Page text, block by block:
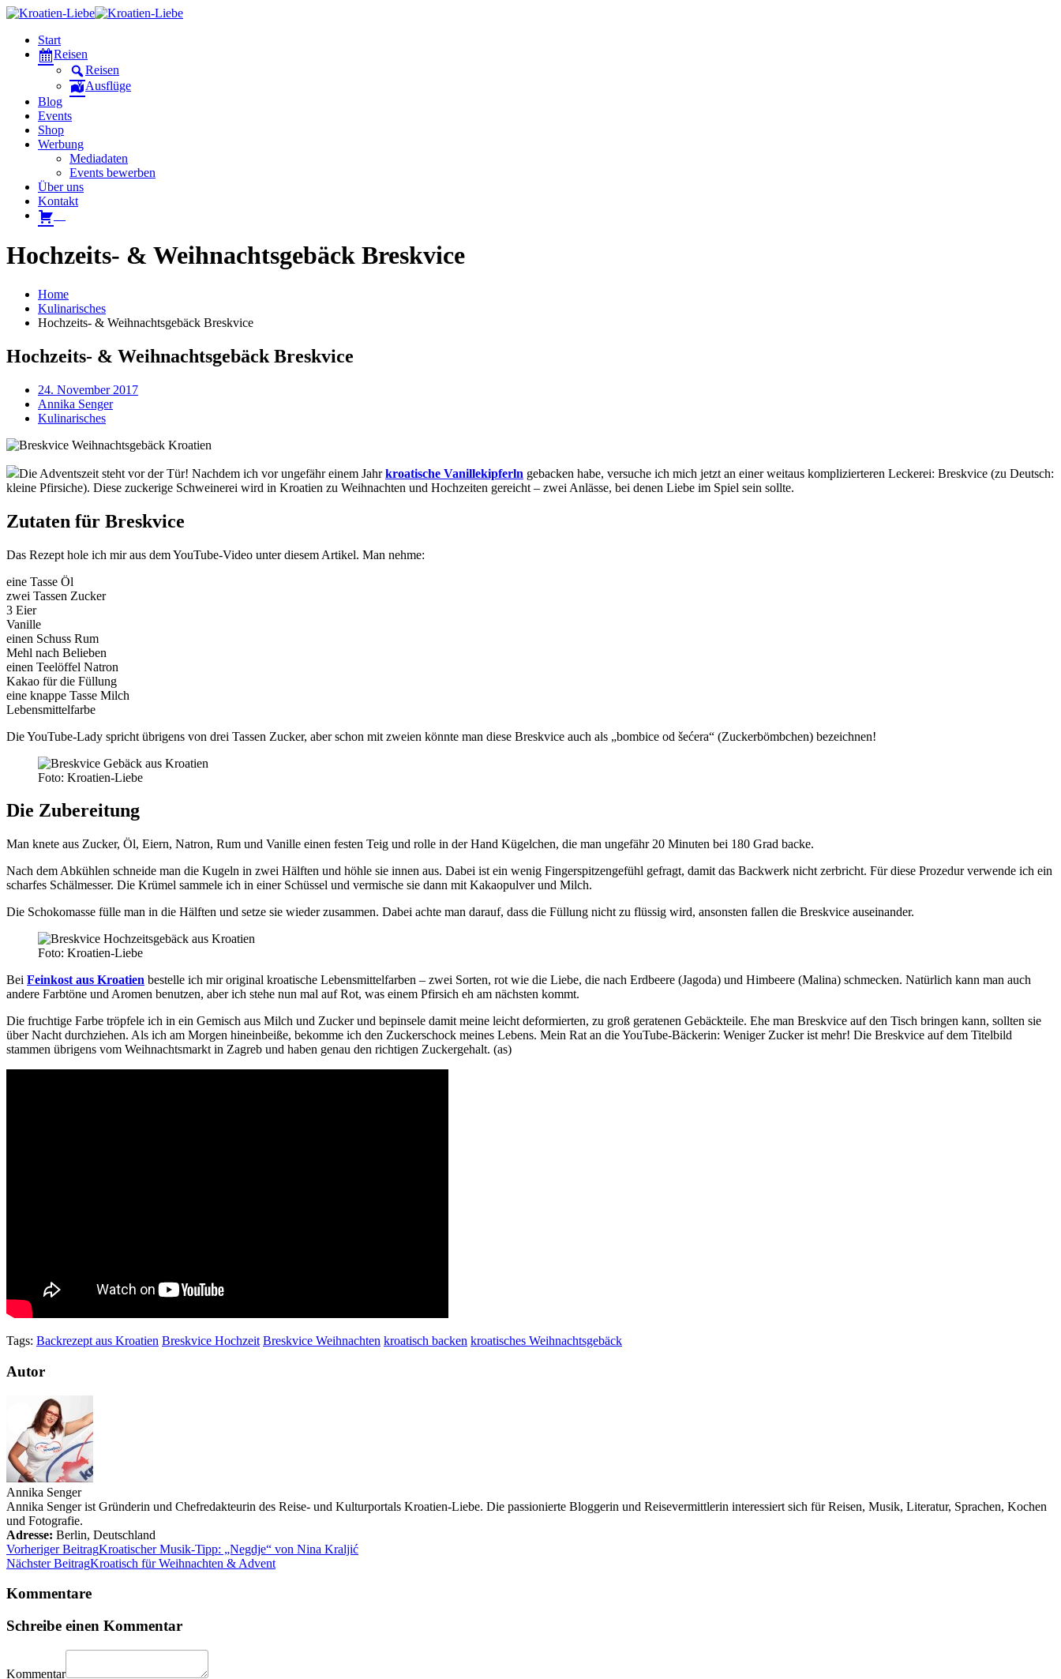
Start
Reisen
Reisen
Ausflüge
Blog
Events
Shop
Werbung
Mediadaten
Events bewerben
Über uns
Kontakt
Hochzeits- & Weihnachtsgebäck Breskvice
Home
Kulinarisches
Hochzeits- & Weihnachtsgebäck Breskvice
Hochzeits- & Weihnachtsgebäck Breskvice
24. November 2017
Annika Senger
Kulinarisches
Die Adventszeit steht vor der Tür! Nachdem ich vor ungefähr einem Jahrkroatische Vanillekipferln gebacken habe, versuche ich mich jetzt an einer weitaus komplizierteren Leckerei: Breskvice (zu Deutsch:
kleine Pfirsiche). Diese zuckerige Schweinerei wird in Kroatien zu Weihnachten und Hochzeiten gereicht – zwei Anlässe, bei denen Liebe im Spiel sein sollte.
Zutaten für Breskvice
Das Rezept hole ich mir aus dem YouTube-Video unter diesem Artikel. Man nehme:
eine Tasse Öl
zwei Tassen Zucker
3 Eier
Vanille
einen Schuss Rum
Mehl nach Belieben
einen Teelöffel Natron
Kakao für die Füllung
eine knappe Tasse Milch
Lebensmittelfarbe
Die YouTube-Lady spricht übrigens von drei Tassen Zucker, aber schon mit zweien könnte man diese Breskvice auch als „bombice od šećera“ (Zuckerbömbchen) bezeichnen!
Foto: Kroatien-Liebe
Die Zubereitung
Man knete aus Zucker, Öl, Eiern, Natron, Rum und Vanille einen festen Teig und rolle in der Hand Kügelchen, die man ungefähr 20 Minuten bei 180 Grad backe.
Nach dem Abkühlen schneide man die Kugeln in zwei Hälften und höhle sie innen aus. Dabei ist ein wenig Fingerspitzengefühl gefragt, damit das Backwerk nicht zerbricht. Für diese Prozedur verwende ich ein
scharfes Schälmesser. Die Krümel sammele ich in einer Schüssel und vermische sie dann mit Kakaopulver und Milch.
Die Schokomasse fülle man in die Hälften und setze sie wieder zusammen. Dabei achte man darauf, dass die Füllung nicht zu flüssig wird, ansonsten fallen die Breskvice auseinander.
Foto: Kroatien-Liebe
Bei Feinkost aus Kroatien bestelle ich mir original kroatische Lebensmittelfarben – zwei Sorten, rot wie die Liebe, die nach Erdbeere (Jagoda) und Himbeere (Malina) schmecken. Natürlich kann man auch
andere Farbtöne und Aromen benutzen, aber ich stehe nun mal auf Rot, was einem Pfirsich eh am nächsten kommt.
Die fruchtige Farbe tröpfele ich in ein Gemisch aus Milch und Zucker und bepinsele damit meine leicht deformierten, zu groß geratenen Gebäckteile. Ehe man Breskvice auf den Tisch bringen kann, sollten sie
über Nacht durchziehen. Als ich am Morgen hineinbeiße, bekomme ich den Zuckerschock meines Lebens. Mein Rat an die YouTube-Bäckerin: Weniger Zucker ist mehr! Die Breskvice auf dem Titelbild
stammen übrigens vom Weihnachtsmarkt in Zagreb und haben genau den richtigen Zuckergehalt. (as)
Tags: Backrezept aus Kroatien Breskvice Hochzeit Breskvice Weihnachten kroatisch backen kroatisches Weihnachtsgebäck
Autor
Annika Senger
Annika Senger ist Gründerin und Chefredakteurin des Reise- und Kulturportals Kroatien-Liebe. Die passionierte Bloggerin und Reisevermittlerin interessiert sich für Reisen, Musik, Literatur, Sprachen, Kochen
und Fotografie.
Adresse: Berlin, Deutschland
Vorheriger BeitragKroatischer Musik-Tipp: „Negdje“ von Nina Kraljić
Nächster BeitragKroatisch für Weihnachten & Advent
Kommentare
Schreibe einen Kommentar
Kommentar